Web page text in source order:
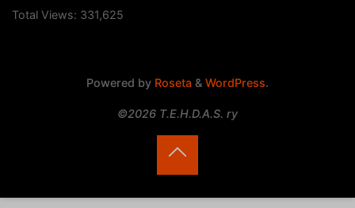
Total Views: 331,625
Powered by Roseta & WordPress.
©2026 T.E.H.D.A.S. ry
Back